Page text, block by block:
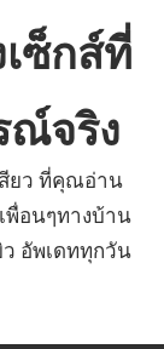
เซ็กส์ที่
ณ์จริง
สียว ที่คุณอ่าน
พื่อนๆทางบ้าน
อัพเดททุกวัน